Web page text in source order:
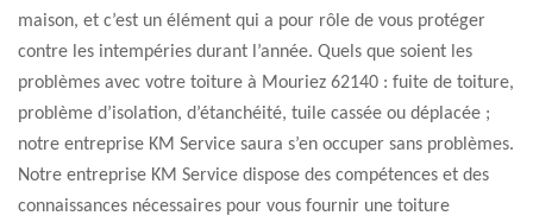
maison, et c’est un élément qui a pour rôle de vous protéger
contre les intempéries durant l’année. Quels que soient les
problèmes avec votre toiture à Mouriez 62140 : fuite de toiture,
problème d’isolation, d’étanchéité, tuile cassée ou déplacée ;
notre entreprise KM Service saura s’en occuper sans problèmes.
Notre entreprise KM Service dispose des compétences et des
connaissances nécessaires pour vous fournir une toiture